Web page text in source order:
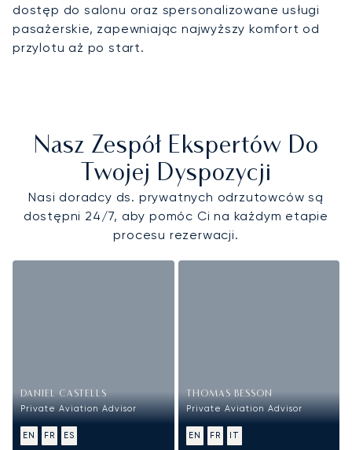
dostęp do salonu oraz spersonalizowane usługi
pasażerskie, zapewniając najwyższy komfort od
przylotu aż po start.
Nasz Zespół Ekspertów Do
Twojej Dyspozycji
Nasi doradcy ds. prywatnych odrzutowców są
dostępni 24/7, aby pomóc Ci na każdym etapie
procesu rezerwacji.
DANIEL CASTELLS
Private Aviation Advisor
EN FR ES
THOMAS BESSON
Private Aviation Advisor
EN FR IT